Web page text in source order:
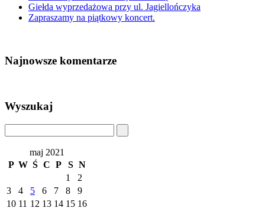
Giełda wyprzedażowa przy ul. Jagiellończyka
Zapraszamy na piątkowy koncert.
Najnowsze komentarze
Wyszukaj
maj 2021
P W Ś C P S N
1
2
3
4 5 6 7 8
9
10 11 12 13 14 15 16